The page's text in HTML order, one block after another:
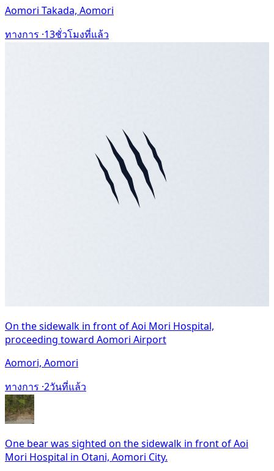
Aomori Takada, Aomori
ทางการ ·13ชั่วโมงที่แล้ว
On the sidewalk in front of Aoi Mori Hospital,
proceeding toward Aomori Airport
Aomori, Aomori
ทางการ ·2วันที่แล้ว
One bear was sighted on the sidewalk in front of Aoi
Mori Hospital in Otani, Aomori City.